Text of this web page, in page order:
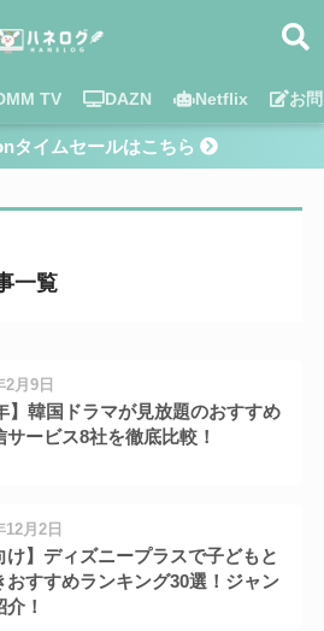
TV DAZN Netflix お
タイムセールはこちら
一覧
2月9日
】韓国ドラマが見放題のおすすめ
サービス8社を徹底比較！
12月2日
け】ディズニープラスで子どもと
おすすめランキング30選！ジャン
！